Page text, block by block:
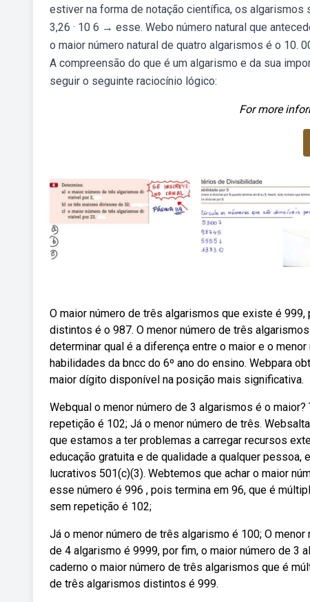
estiver na forma de notação científica, os
3,26 · 10 6 → esse. Webo número natural que
o maior número natural de quatro algarismos é o 10.
A compreensão do que é um algarismo e da sua
seguir o seguinte raciocínio lógico:
For more
O maior número de três algarismos que existe é
distintos é o 987. O menor número de três
determinar qual é a diferença entre o maior e o
habilidades da bncc do 6º ano do ensino. Webpara
maior dígito disponível na posição mais significativa.
Webqual o menor número de 3 algarismos é o
repetição é 102; Já o menor número de três.
que estamos a ter problemas a carregar recursos
educação gratuita e de qualidade a qualquer pessoa,
lucrativos 501(c)(3). Webtemos que achar o maior
esse número é 996 , pois termina em 96, que é
sem repetição é 102;
Já o menor número de três algarismo é 100; O
de 4 algarismo é 9999, por fim, o maior número de
caderno o maior número de três algarismos que é
de três algarismos distintos é 999.